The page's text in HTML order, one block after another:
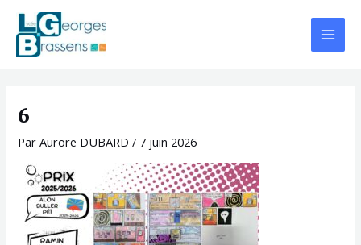
Aller
contenu
Main
Menu
6
ParAurore DUBARD/ 7 juin 2026
Navigation
des
articles